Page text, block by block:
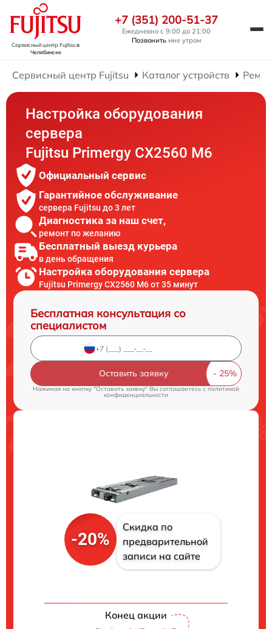
Сервисный центр Fujitsuв
Челябинске
+7 (351) 200-51-37
Ежедневно с 9:00 до 21:00
Позвонить мне утром
Сервисный центр Fujitsu Каталог устройств
Настройка оборудования
сервера
Fujitsu Primergy CX2560 M6
Официальный сервис
Гарантийное обслуживание
сервера Fujitsu до 3 лет
Диагностика за наш счет,
ремонт по желанию
Бесплатный выезд курьера
в день обращения
Настройка оборудования сервера
Fujitsu Primergy CX2560 M6 от 35 минут
Бесплатная консультация со
специалистом
Оставить заявку
Нажимая на кнопку "Оставить заявку" Вы соглашаетесь cполитикой
конфиденциальности
-20%
Скидка по
предварительной
записи на сайте
Конец акции